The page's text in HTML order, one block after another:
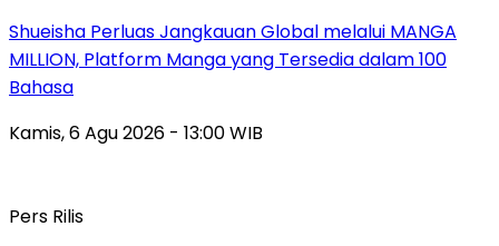
Shueisha Perluas Jangkauan Global melalui MANGA
MILLION, Platform Manga yang Tersedia dalam 100
Bahasa
Kamis, 6 Agu 2026 - 13:00 WIB
Pers Rilis